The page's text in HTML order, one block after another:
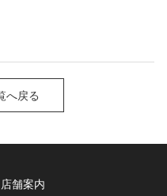
へ戻る
店舗案内